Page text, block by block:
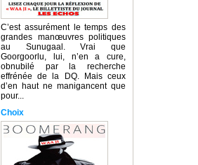
C’est assurément le temps des
grandes manœuvres politiques
au Sunugaal. Vrai que
Goorgoorlu, lui, n’en a cure,
obnubilé par la recherche
effrénée de la DQ. Mais ceux
d’en haut ne manigancent que
pour...
Choix